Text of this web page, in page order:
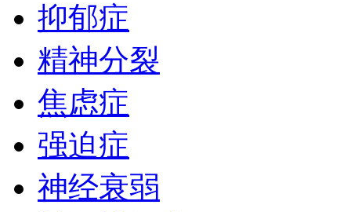
抑郁症
精神分裂
焦虑症
强迫症
神经衰弱